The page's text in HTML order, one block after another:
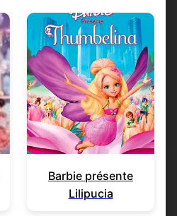
Barbie présente
Lilipucia